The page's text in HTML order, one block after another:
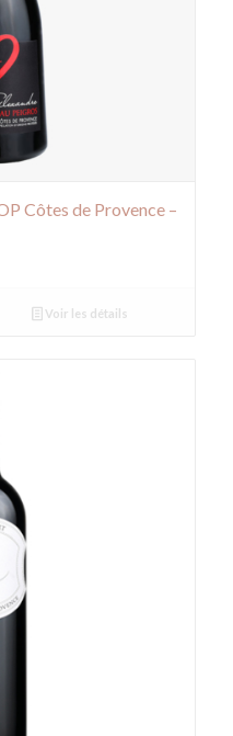
Côtes de Provence –
Voir les détails